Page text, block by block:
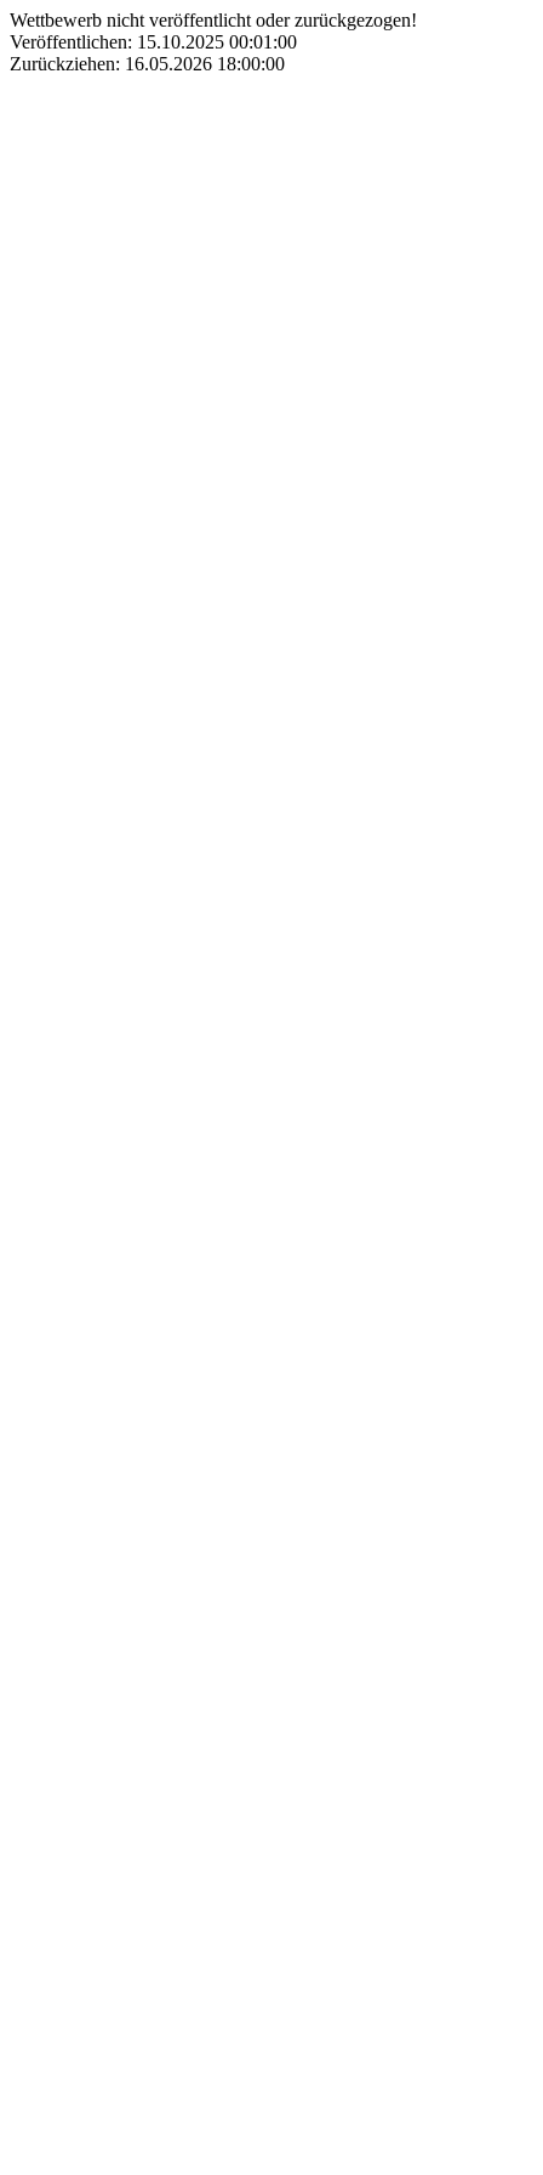
Wettbewerb nicht veröffentlicht oder zurückgezogen!
Veröffentlichen: 15.10.2025 00:01:00
Zurückziehen: 16.05.2026 18:00:00